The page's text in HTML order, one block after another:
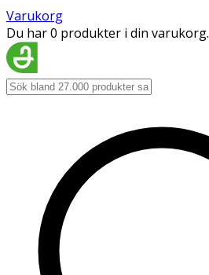
Varukorg
Du har 0 produkter i din varukorg.